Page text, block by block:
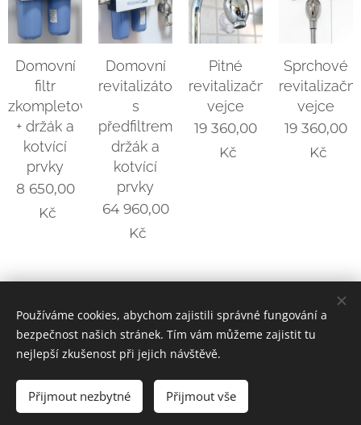
Do košíku
Domovní
filtr
zkompletovaný
+ držák a
kotvící
prvky
8 650,00
Kč
Domovní
revitalizátor
s
předfiltrem,
držák a
kotvící
prvky
64 960,00
Kč
Pitné
revitalizační
vejce
19 360,00
Kč
Sprchové
revitalizační
vejce
19 360,00
Kč
AQUA SANATURA © 2023
Made in Czech Republic Cookies
Používáme cookies, abychom zajistili správné fungování a
bezpečnost našich stránek. Tím vám můžeme zajistit tu
nejlepší zkušenost při jejich návštěvě.
Přijmout nezbytné Přijmout vše